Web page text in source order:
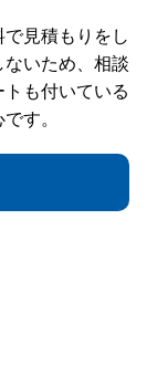
見積もりをし
いため、相談
も付いている
す。